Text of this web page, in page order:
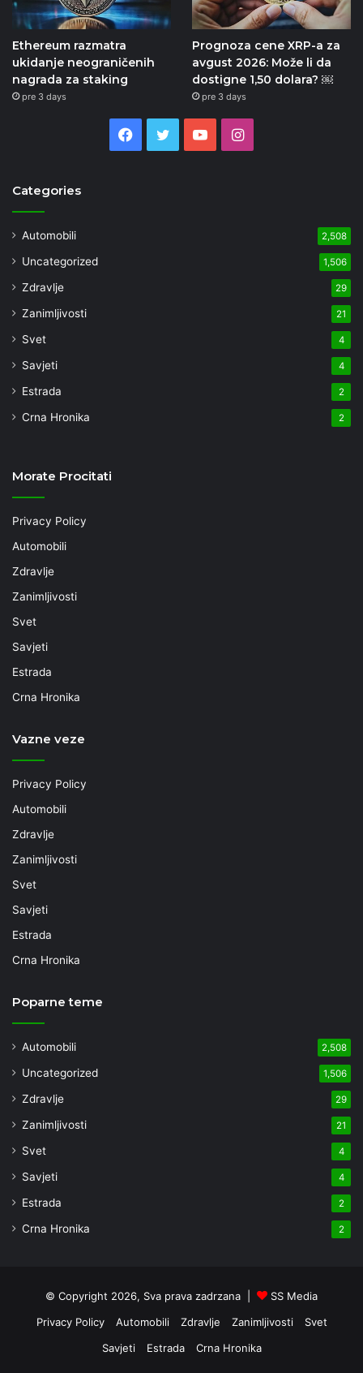
Ethereum razmatra
ukidanje neograničenih
nagrada za staking
pre 3 days
Prognoza cene XRP-a za
avgust 2026: Može li da
dostigne 1,50 dolara? ￼
pre 3 days
Facebook
TwitterYouTubeInstagram
Categories
Automobili 2,508
Uncategorized 1,506
Zdravlje 29
Zanimljivosti 21
Svet 4
Savjeti 4
Estrada 2
Crna Hronika 2
Morate Procitati
Privacy Policy
Automobili
Zdravlje
Zanimljivosti
Svet
Savjeti
Estrada
Crna Hronika
Vazne veze
Privacy Policy
Automobili
Zdravlje
Zanimljivosti
Svet
Savjeti
Estrada
Crna Hronika
Poparne teme
Automobili 2,508
Uncategorized 1,506
Zdravlje 29
Zanimljivosti 21
Svet 4
Savjeti 4
Estrada 2
Crna Hronika 2
© Copyright 2026, Sva prava zadrzana |
SS Media
Privacy Policy
Automobili Zdravlje Zanimljivosti
Svet
Savjeti
Estrada Crna Hronika